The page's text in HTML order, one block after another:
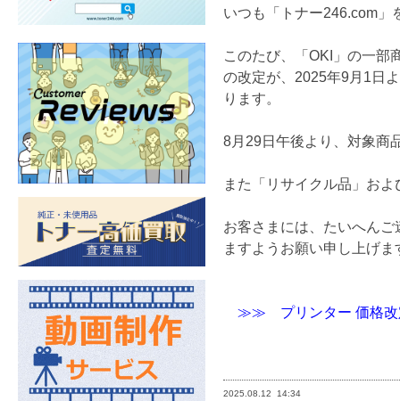
いつも「トナー246.com」
このたび、「OKI」の一部
の改定が、2025年9月1日
ります。
8月29日午後より、対象商
また「リサイクル品」お
お客さまには、たいへん
ますようお願い申し上げま
≫≫ プリンター 価格改
2025.08.12 14:34